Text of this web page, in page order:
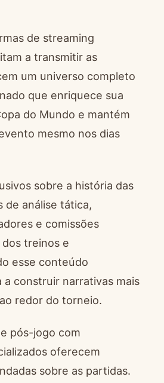
de streaming
a transmitir as
um universo completo
que enriquece sua
do Mundo e mantém
mesmo nos dias
sobre a história das
de análise tática,
e comissões
treinos e
esse conteúdo
a construir narrativas mais
redor do torneio.
pós-jogo com
oferecem
sobre as partidas.